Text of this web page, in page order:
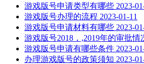
游戏版号申请类型有哪些 2023-
游戏版号办理的流程 2023-01-11
游戏版号申请材料有哪些 2023-
游戏版号2018，,2019年的审批情
游戏版号申请有哪些条件 2023-
办理游戏版号的政策须知 2023-